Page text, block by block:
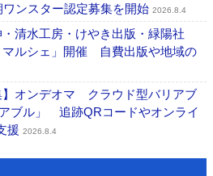
ンスター認定募集を開始 2026.8.4
・清水工房・けやき出版・緑陽社
マルシェ」開催 自費出版や地域の
】オンデオマ クラウド型バリアブ
ブル」 追跡QRコードやオンライ
援 2026.8.4